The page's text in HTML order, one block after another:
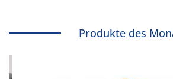
Produkte des